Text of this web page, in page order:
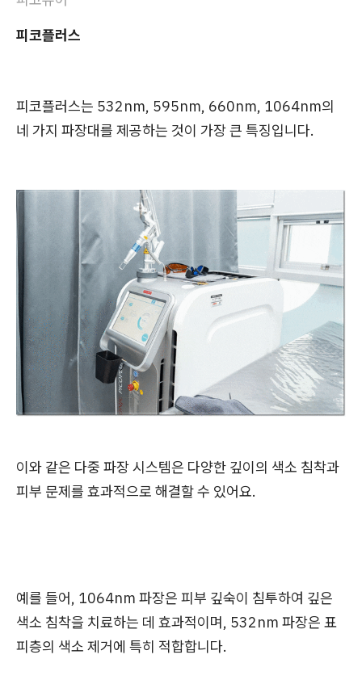
피코플러스
피코플러스는 532nm, 595nm, 660nm, 1064nm의
네 가지 파장대를 제공하는 것이 가장 큰 특징입니다.
이와 같은 다중 파장 시스템은 다양한 깊이의 색소 침착과
피부 문제를 효과적으로 해결할 수 있어요.
예를 들어, 1064nm 파장은 피부 깊숙이 침투하여 깊은
색소 침착을 치료하는 데 효과적이며, 532nm 파장은 표
피층의 색소 제거에 특히 적합합니다.